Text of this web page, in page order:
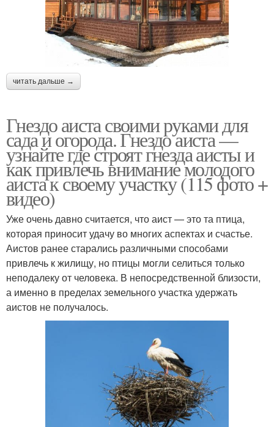
читать дальше →
Гнездо аиста своими руками для
сада и огорода. Гнездо аиста —
узнайте где строят гнезда аисты и
как привлечь внимание молодого
аиста к своему участку (115 фото +
видео)
Уже очень давно считается, что аист — это та птица,
которая приносит удачу во многих аспектах и счастье.
Аистов ранее старались различными способами
привлечь к жилищу, но птицы могли селиться только
неподалеку от человека. В непосредственной близости,
а именно в пределах земельного участка удержать
аистов не получалось.